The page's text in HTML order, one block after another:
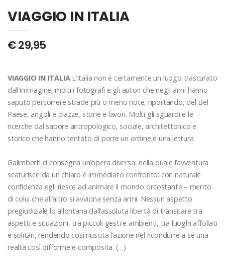
VIAGGIO IN ITALIA
€ 29,95
VIAGGIO IN ITALIAL’Italia non è certamente un luogo trascurato
dall’immagine; molti i fotografi e gli autori che negli anni hanno
saputo percorrere strade più o meno note, riportando, del Bel
Paese, angoli e piazze, storie e lavori. Molti gli sguardi e le
ricerche dal sapore antropologico, sociale, architettonico e
storico che hanno tentato di porre un ordine e una lettura.
Galimberti ci consegna un’opera diversa, nella quale l’avventura
scaturisce da un chiaro e immediato confronto; con naturale
confidenza egli riesce ad animare il mondo circostante – merito
di colui che all’altro si avvicina senza armi. Nessun aspetto
pregiudiziale lo allontana dall’assoluta libertà di transitare tra
aspetti e situazioni, tra piccoli gesti e ambienti, tra luoghi affollati
e solitari, rendendo così riuscita l’azione nel ricondurre a sé una
realtà così difforme e composita. (…)